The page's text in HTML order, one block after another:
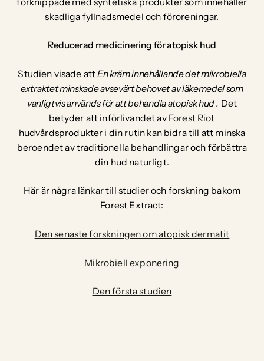
skadliga fyllnadsmedel och föroreningar.
Reducerad medicinering för atopisk hud
Studien visade attEn kräm innehållande det mikrobiella
extraktet minskade avsevärt behovet av läkemedel som
vanligtvis används för att behandla atopisk hud. Det
betyder att införlivandet av Forest Riot
hudvårdsprodukter i din rutin kan bidra till att minska
beroendet av traditionella behandlingar och förbättra
din hud naturligt.
Här är några länkar till studier och forskning bakom
Forest Extract:
Den senaste forskningen om atopisk dermatit
Mikrobiell exponering
Den första studien